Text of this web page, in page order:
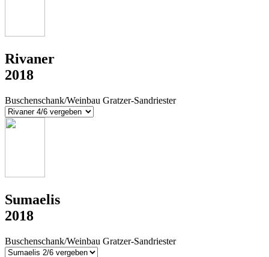
Rivaner
2018
Buschenschank/Weinbau Gratzer-Sandriester
Sumaelis
2018
Buschenschank/Weinbau Gratzer-Sandriester